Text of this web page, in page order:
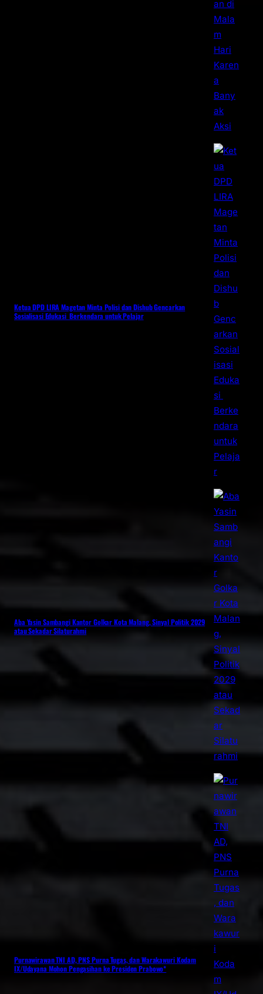
Ketua DPD LIRA Magetan Minta Polisi dan Dishub Gencarkan
Sosialisasi Edukasi Berkendara untuk Pelajar
Aba Yasin Sambangi Kantor Golkar Kota Malang, Sinyal Politik 2029
atau Sekadar Silaturahmi
Purnawirawan TNI AD, PNS Purna Tugas, dan Warakawuri Kodam
IX/Udayana Mohon Pengasihan ke Presiden Prabowo*